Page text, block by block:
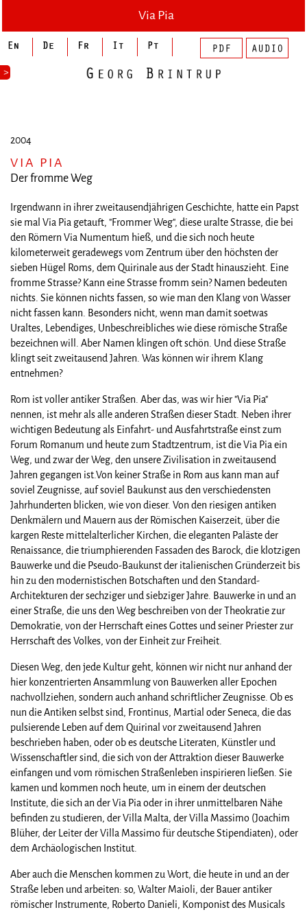
>
Via Pia
2004
VIA PIA
Der fromme Weg
Irgendwann in ihrer zweitausendjährigen Geschichte, hatte ein Papst
sie mal Via Pia getauft, "Frommer Weg", diese uralte Strasse, die bei
den Römern Via Numentum hieß, und die sich noch heute
kilometerweit geradewegs vom Zentrum über den höchsten der
sieben Hügel Roms, dem Quirinale aus der Stadt hinauszieht. Eine
fromme Strasse? Kann eine Strasse fromm sein? Namen bedeuten
nichts. Sie können nichts fassen, so wie man den Klang von Wasser
nicht fassen kann. Besonders nicht, wenn man damit soetwas
Uraltes, Lebendiges, Unbeschreibliches wie diese römische Straße
bezeichnen will. Aber Namen klingen oft schön. Und diese Straße
klingt seit zweitausend Jahren. Was können wir ihrem Klang
entnehmen?
Rom ist voller antiker Straßen. Aber das, was wir hier "Via Pia"
nennen, ist mehr als alle anderen Straßen dieser Stadt. Neben ihrer
wichtigen Bedeutung als Einfahrt- und Ausfahrtstraße einst zum
Forum Romanum und heute zum Stadtzentrum, ist die Via Pia ein
Weg, und zwar der Weg, den unsere Zivilisation in zweitausend
Jahren gegangen ist.Von keiner Straße in Rom aus kann man auf
soviel Zeugnisse, auf soviel Baukunst aus den verschiedensten
Jahrhunderten blicken, wie von dieser. Von den riesigen antiken
Denkmälern und Mauern aus der Römischen Kaiserzeit, über die
kargen Reste mittelalterlicher Kirchen, die eleganten Paläste der
Renaissance, die triumphierenden Fassaden des Barock, die klotzigen
Bauwerke und die Pseudo-Baukunst der italienischen Gründerzeit bis
hin zu den modernistischen Botschaften und den Standard-
Architekturen der sechziger und siebziger Jahre. Bauwerke in und an
einer Straße, die uns den Weg beschreiben von der Theokratie zur
Demokratie, von der Herrschaft eines Gottes und seiner Priester zur
Herrschaft des Volkes, von der Einheit zur Freiheit.
Diesen Weg, den jede Kultur geht, können wir nicht nur anhand der
hier konzentrierten Ansammlung von Bauwerken aller Epochen
nachvollziehen, sondern auch anhand schriftlicher Zeugnisse. Ob es
nun die Antiken selbst sind, Frontinus, Martial oder Seneca, die das
pulsierende Leben auf dem Quirinal vor zweitausend Jahren
beschrieben haben, oder ob es deutsche Literaten, Künstler und
Wissenschaftler sind, die sich von der Attraktion dieser Bauwerke
einfangen und vom römischen Straßenleben inspirieren ließen. Sie
kamen und kommen noch heute, um in einem der deutschen
Institute, die sich an der Via Pia oder in ihrer unmittelbaren Nähe
befinden zu studieren, der Villa Malta, der Villa Massimo (Joachim
Blüher, der Leiter der Villa Massimo für deutsche Stipendiaten), oder
dem Archäologischen Institut.
Aber auch die Menschen kommen zu Wort, die heute in und an der
Straße leben und arbeiten: so, Walter Maioli, der Bauer antiker
römischer Instrumente, Roberto Danieli, Komponist des Musicals